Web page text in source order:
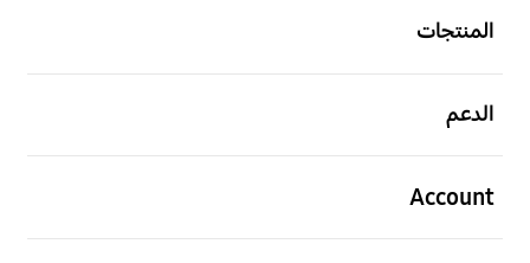
المنتجات
الدعم
Account